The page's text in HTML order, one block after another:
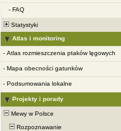
- FAQ
Statystyki
Atlas i monitoring
- Atlas rozmieszczenia ptaków lęgowych
- Mapa obecności gatunków
- Podsumowania lokalne
Projekty i porady
Mewy w Polsce
Rozpoznawanie